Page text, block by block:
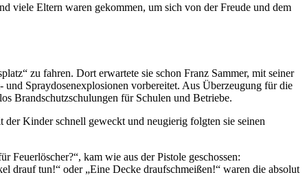
viele Eltern waren gekommen, um sich von der Freude und dem
zu fahren. Dort erwartete sie schon Franz Sammer, mit seiner
Spraydosenexplosionen vorbereitet. Aus Überzeugung für die
Brandschutzschulungen für Schulen und Betriebe.
der Kinder schnell geweckt und neugierig folgten sie seinen
Feuerlöscher?“, kam wie aus der Pistole geschossen:
drauf tun!“ oder „Eine Decke draufschmeißen!“ waren die absolut